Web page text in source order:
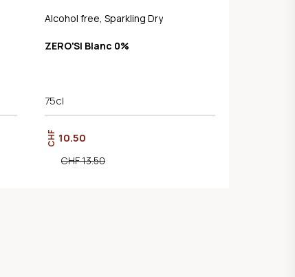
Alcohol free, Sparkling Dry
ZERO'SI Blanc 0%
75cl
CHF 10.50
CHF 13.50